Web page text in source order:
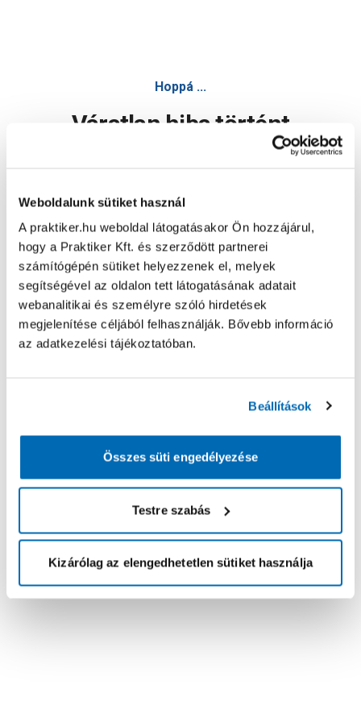
Weboldalunk sütiket használ
A praktiker.hu weboldal látogatásakor Ön hozzájárul,
hogy a Praktiker Kft. és szerződött partnerei
számítógépén sütiket helyezzenek el, melyek
segítségével az oldalon tett látogatásának adatait
webanalitikai és személyre szóló hirdetések
megjelenítése céljából felhasználják. Bővebb információ
az adatkezelési tájékoztatóban.
Beállítások
Összes süti engedélyezése
Testre szabás
Kizárólag az elengedhetetlen sütiket használja
Hoppá ...
Váratlan hiba történt
Oldal újratöltése